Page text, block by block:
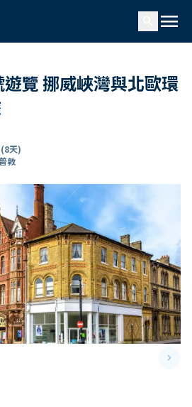
menu
覽 挪威峽灣與北歐環
(8天)
敦
keyboard_arrow_right